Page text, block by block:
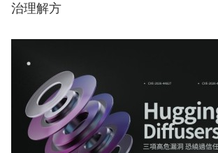
治理解方